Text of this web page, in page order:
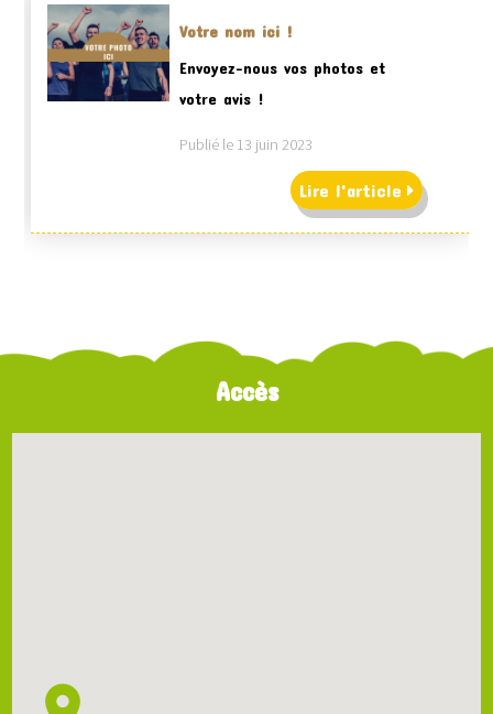
Votre nom ici !
Envoyez-nous vos photos et
votre avis !
Publié le 13 juin 2023
Lire l'article
Accès